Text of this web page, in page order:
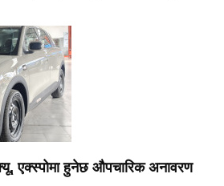
एक्स्पोमा हुनेछ औपचारिक अनावरण